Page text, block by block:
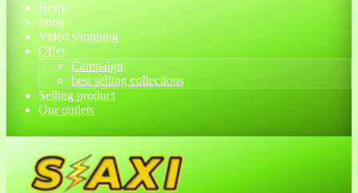
Home
Shop
Video shopping
Offer
Campaign
best selling collections
Selling product
Our outlets